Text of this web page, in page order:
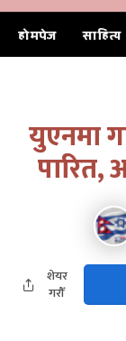
होमपेज साहित्य
युएनमा
पारित,
शेयर
गरौँ